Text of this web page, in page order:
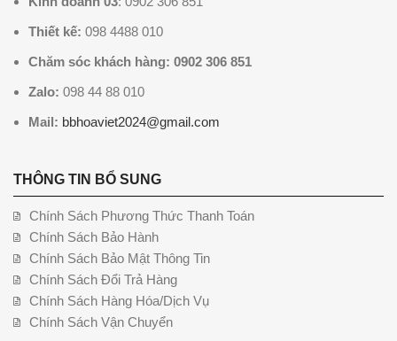
Thiết kế: 098 4488 010
Chăm sóc khách hàng: 0902 306 851
Zalo: 098 44 88 010
Mail: bbhoaviet2024@gmail.com
THÔNG TIN BỔ SUNG
Chính Sách Phương Thức Thanh Toán
Chính Sách Bảo Hành
Chính Sách Bảo Mật Thông Tin
Chính Sách Đổi Trả Hàng
Chính Sách Hàng Hóa/Dịch Vụ
Chính Sách Vận Chuyển